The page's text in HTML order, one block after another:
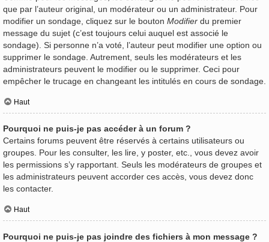
que par l’auteur original, un modérateur ou un administrateur. Pour
modifier un sondage, cliquez sur le bouton Modifier du premier
message du sujet (c’est toujours celui auquel est associé le
sondage). Si personne n’a voté, l’auteur peut modifier une option ou
supprimer le sondage. Autrement, seuls les modérateurs et les
administrateurs peuvent le modifier ou le supprimer. Ceci pour
empêcher le trucage en changeant les intitulés en cours de sondage.
Haut
Pourquoi ne puis-je pas accéder à un forum ?
Certains forums peuvent être réservés à certains utilisateurs ou
groupes. Pour les consulter, les lire, y poster, etc., vous devez avoir
les permissions s’y rapportant. Seuls les modérateurs de groupes et
les administrateurs peuvent accorder ces accès, vous devez donc
les contacter.
Haut
Pourquoi ne puis-je pas joindre des fichiers à mon message ?